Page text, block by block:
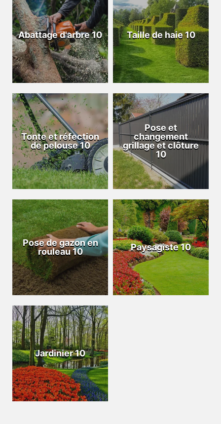
Abattage d'arbre 10 Taille de haie 10
Tonte et réfection
de pelouse 10
Pose et
changement
grillage et clôture
10
Pose de gazon en
rouleau 10
Paysagiste 10
Jardinier 10